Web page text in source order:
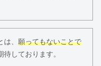
、 願ってもないことで
しております。